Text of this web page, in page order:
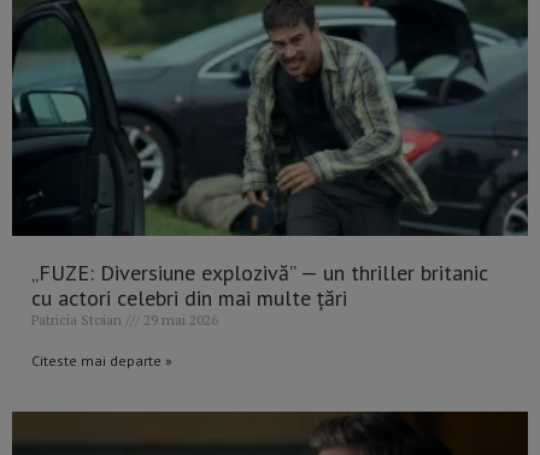
„FUZE: Diversiune explozivă” — un thriller britanic
cu actori celebri din mai multe țări
Patricia Stoian 29 mai 2026
Citeste mai departe »